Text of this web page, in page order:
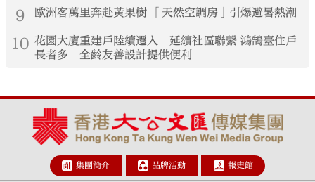
9 歐洲客萬里奔赴黃果樹 「天然空調房」引爆避暑熱潮
10 花園大廈重建戶陸續遷入 延續社區聯繫 鴻鵠臺住戶
長者多 全齡友善設計提供便利
集團簡介 品牌活動 報史館